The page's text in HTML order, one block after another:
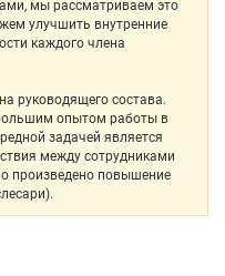
мы рассматриваем это
улучшить внутренние
каждого члена
руководящего состава.
опытом работы в
задачей является
между сотрудниками
произведено повышение